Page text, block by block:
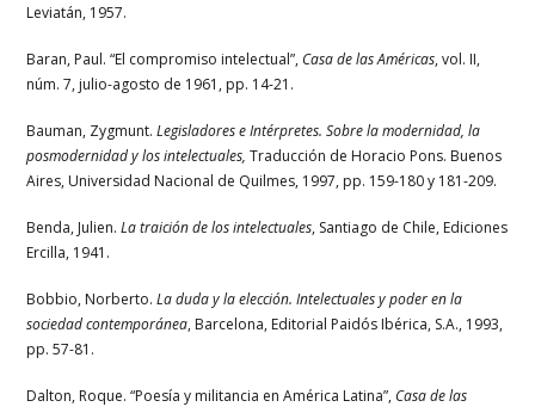
Leviatán, 1957.
Baran, Paul. “El compromiso intelectual”, Casa de las Américas, vol. II,
núm. 7, julio-agosto de 1961, pp. 14-21.
Bauman, Zygmunt.Legisladores e Intérpretes. Sobre la modernidad, la
posmodernidad y los intelectuales,Traducción de Horacio Pons. Buenos
Aires, Universidad Nacional de Quilmes, 1997, pp. 159-180 y 181-209.
Benda, Julien.La traición de los intelectuales, Santiago de Chile, Ediciones
Ercilla, 1941.
Bobbio, Norberto.La duda y la elección. Intelectuales y poder en la
sociedad contemporánea, Barcelona, Editorial Paidós Ibérica, S.A., 1993,
pp. 57-81.
Dalton, Roque. “Poesía y militancia en América Latina”, Casa de las